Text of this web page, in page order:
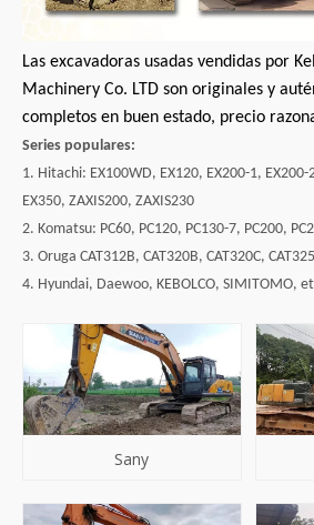
Las excavadoras usadas vendidas por
Machinery Co. LTD son originales y
completos en buen estado, precio
Series populares:
1. Hitachi: EX100WD, EX120, EX200-1, EX200-
EX350, ZAXIS200, ZAXIS230
2. Komatsu: PC60, PC120, PC130-7, PC200,
3. Oruga CAT312B, CAT320B, CAT320C,
4. Hyundai, Daewoo, KEBOLCO, SIMITOMO,
Sany